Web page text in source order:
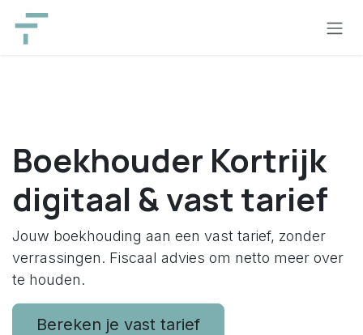
Overslaan naar inhoud
Boekhouder Kortrijk
digitaal & vast tarief
Jouw boekhouding aan een vast tarief, zonder
verrassingen. Fiscaal advies om netto meer over
te houden.
Bereken je vast tarief